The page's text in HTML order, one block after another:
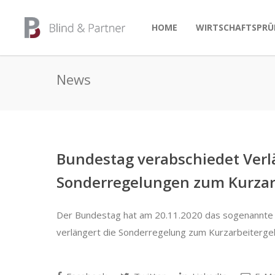
HOME
News
Bundestag verabschiedet
Sonderregelungen zum
Der Bundestag hat am 20.11.2020 das
verlängert die Sonderregelung zum